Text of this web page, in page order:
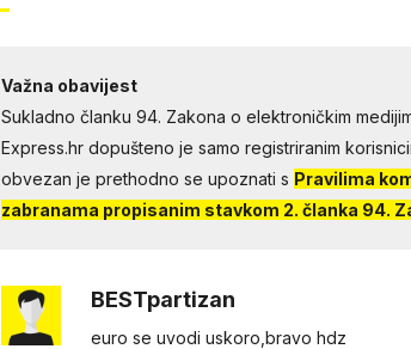
Važna obavijest
Sukladno članku 94. Zakona o elektroničkim
Express.hr dopušteno je samo registriranim
obvezan je prethodno se upoznati s Pravilima
zabranama propisanim stavkom 2. članka 94.
BESTpartizan
euro se uvodi uskoro,bravo hdz